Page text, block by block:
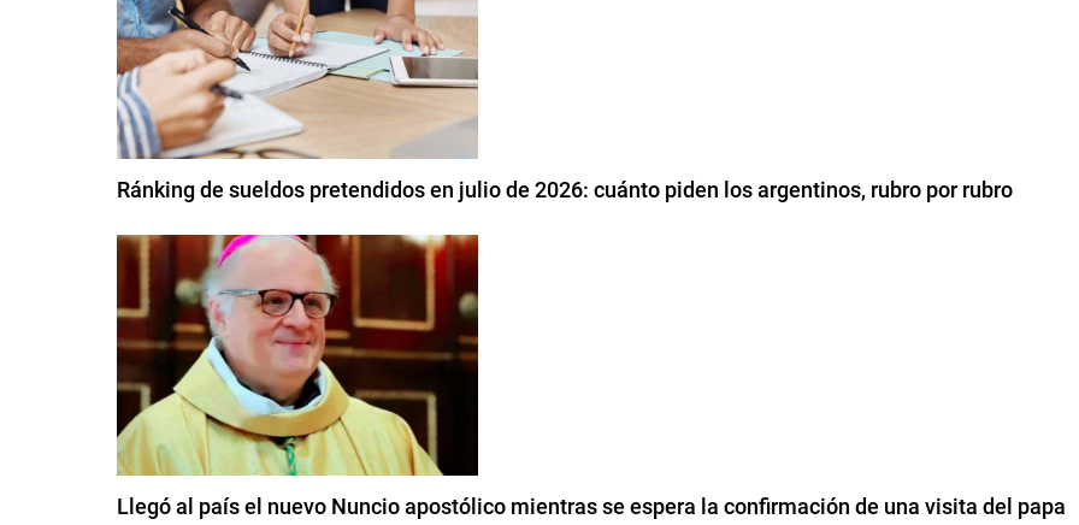
Ránking de sueldos pretendidos en julio de 2026: cuánto piden los argentinos, rubro por rubro
Llegó al país el nuevo Nuncio apostólico mientras se espera la confirmación de una visita del papa